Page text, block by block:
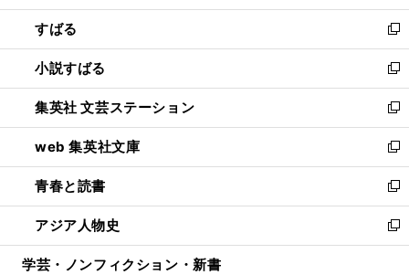
開
く
ウ
で
開
く
ン
ド
ウ
で
開
く
すばる
新
し
い
ウ
ィ
ン
ド
ウ
で
開
く
小説すばる
新
し
い
ウ
ィ
ン
ド
ウ
で
開
集英社 文芸ステーション
新
し
い
ウ
ィ
ン
ド
ウ
web 集英社文庫
新
し
い
ウ
ィ
ン
青春と読書
新
し
い
ウ
アジア人物史
新
し
学芸・ノンフィクション・新書